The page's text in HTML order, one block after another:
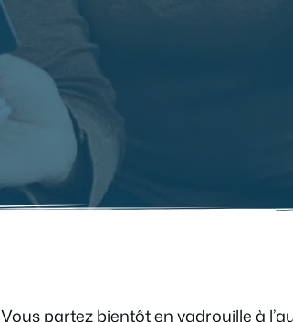
Vous partez bientôt en vadrouille à